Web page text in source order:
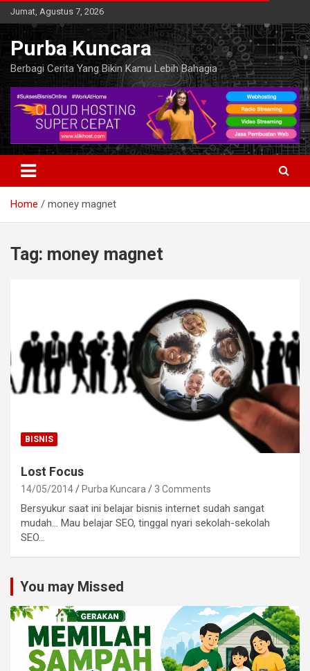
Skip
to
content
Jumat, Agustus 7, 2026
Purba Kuncara
Berbagi Cerita Yang Bikin Kamu Lebih Bahagia
Home money magnet
Tag: money magnet
BISNIS
Lost Focus
14/05/2014 Purba Kuncara 3 Comments
Bersyukur saat ini belajar bisnis internet sudah sangat
mudah… Mau belajar SEO, tinggal nyari sekolah-sekolah
SEO…
You may Missed